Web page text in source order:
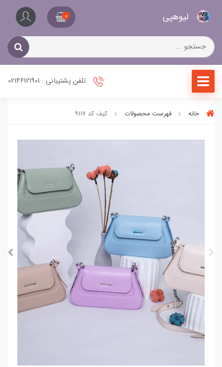
لیو‌هپی 0
تلفن پشتیبانی : 02146121901
خانه فهرست محصولات کیف کد 9117